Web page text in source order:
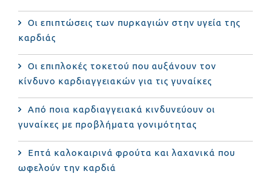
Οι επιπτώσεις των πυρκαγιών στην υγεία της
καρδιάς
Οι επιπλοκές τοκετού που αυξάνουν τον
κίνδυνο καρδιαγγειακών για τις γυναίκες
Από ποια καρδιαγγειακά κινδυνεύουν οι
γυναίκες με προβλήματα γονιμότητας
Επτά καλοκαιρινά φρούτα και λαχανικά που
ωφελούν την καρδιά